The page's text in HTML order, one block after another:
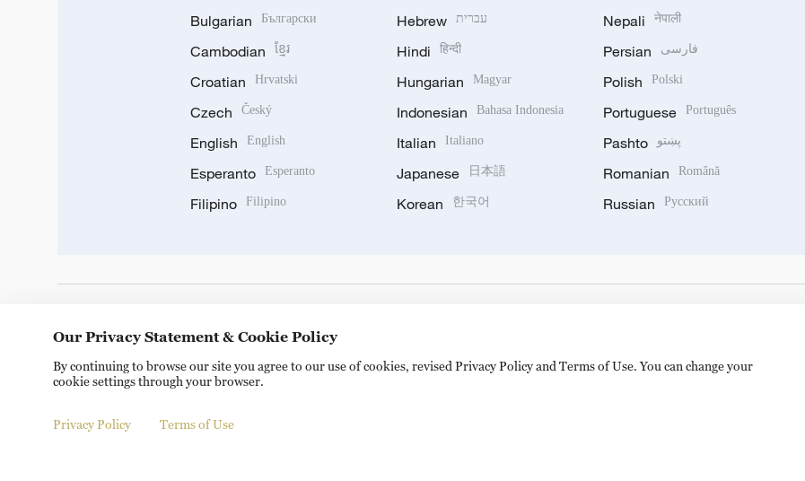
Bulgarian Български
Cambodian ខ្មែរ
Croatian Hrvatski
Czech Český
English English
Esperanto Esperanto
Filipino Filipino
Hebrew עברית
Hindi हिन्दी
Hungarian Magyar
Indonesian Bahasa Indonesia
Italian Italiano
Japanese 日本語
Korean 한국어
Nepali नेपाली
Persian فارسی
Polish Polski
Portuguese Português
Pashto پښتو
Romanian Română
Russian Русский
© China Radio International.CRI. All Rights Reserved. 16A Shijingshan Road, Beijing, China. 100040
Our Privacy Statement & Cookie Policy
By continuing to browse our site you agree to our use of cookies, revised Privacy Policy and Terms of Use. You can change your
cookie settings through your browser.
Privacy Policy Terms of Use